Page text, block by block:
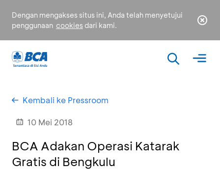
Dengan mengakses situs ini, Anda telah menyetujui
penggunaan cookies dari kami.
Kembali ke Pressroom
10 Mei 2018
BCA Adakan Operasi Katarak
Gratis di Bengkulu